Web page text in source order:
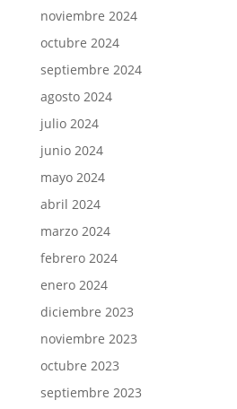
noviembre 2024
octubre 2024
septiembre 2024
agosto 2024
julio 2024
junio 2024
mayo 2024
abril 2024
marzo 2024
febrero 2024
enero 2024
diciembre 2023
noviembre 2023
octubre 2023
septiembre 2023